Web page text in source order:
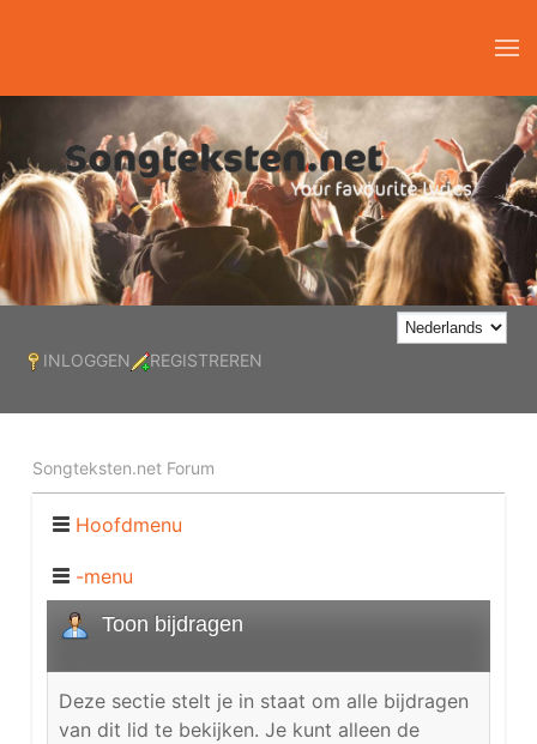
INLOGGEN REGISTREREN
Songteksten.net Forum
Hoofdmenu
-menu
Toon bijdragen
Deze sectie stelt je in staat om alle bijdragen
van dit lid te bekijken. Je kunt alleen de